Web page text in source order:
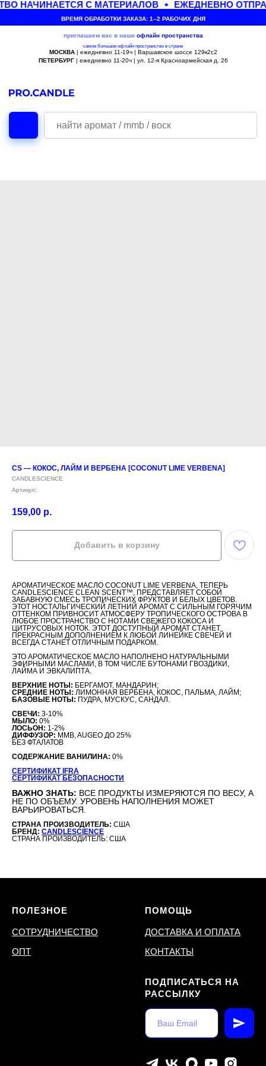
НАЧИНАЕТСЯ С МАТЕРИАЛОВ ЕЖЕДНЕВНО
ВРЕМЯ ОБРАБОТКИ ЗАКАЗА: 1–2 РАБОЧИХ ДНЯ
приглашаем вас в наши офлайн пространства
самое большое офлайн пространство в стране
МОСКВА| ежедневно 11-19ч | Варшавское шоссе 129к2с2
ПЕТЕРБУРГ| ежедневно 11-20ч | ул. 12-я Красноармейская д. 26
CS — КОКОС, ЛАЙМ И ВЕРБЕНА [COCONUT LIME VERBENA]
CANDLESCIENCE
Артикул:
159,00 р.
Добавить в корзину
АРОМАТИЧЕСКОЕ МАСЛО COCONUT LIME VERBENA, ТЕПЕРЬ
CANDLESCIENCE CLEAN SCENT™, ПРЕДСТАВЛЯЕТ СОБОЙ
ЗАБАВНУЮ СМЕСЬ ТРОПИЧЕСКИХ ФРУКТОВ И БЕЛЫХ ЦВЕТОВ.
ЭТОТ НОСТАЛЬГИЧЕСКИЙ ЛЕТНИЙ АРОМАТ С СИЛЬНЫМ ГОРЯЧИМ
ОТТЕНКОМ ПРИВНОСИТ АТМОСФЕРУ ТРОПИЧЕСКОГО ОСТРОВА В
ЛЮБОЕ ПРОСТРАНСТВО С НОТАМИ СВЕЖЕГО КОКОСА И
ЦИТРУСОВЫХ НОТОК. ЭТОТ ДОСТУПНЫЙ АРОМАТ СТАНЕТ
ПРЕКРАСНЫМ ДОПОЛНЕНИЕМ К ЛЮБОЙ ЛИНЕЙКЕ СВЕЧЕЙ И
ВСЕГДА СТАНЕТ ОТЛИЧНЫМ ПОДАРКОМ.
ЭТО АРОМАТИЧЕСКОЕ МАСЛО НАПОЛНЕНО НАТУРАЛЬНЫМИ
ЭФИРНЫМИ МАСЛАМИ, В ТОМ ЧИСЛЕ БУТОНАМИ ГВОЗДИКИ,
ЛАЙМА И ЭВКАЛИПТА.
ВЕРХНИЕ НОТЫ: БЕРГАМОТ, МАНДАРИН;
СРЕДНИЕ НОТЫ: ЛИМОННАЯ ВЕРБЕНА, КОКОС, ПАЛЬМА, ЛАЙМ;
БАЗОВЫЕ НОТЫ: ПУДРА, МУСКУС, САНДАЛ.
СВЕЧИ: 3-10%
МЫЛО: 0%
ЛОСЬОН: 1-2%
ДИФФУЗОР: MMB, AUGEO ДО 25%
БЕЗ ФТАЛАТОВ
СОДЕРЖАНИЕ ВАНИЛИНА: 0%
СЕРТИФИКАТ IFRA
СЕРТИФИКАТ БЕЗОПАСНОСТИ
ВАЖНО ЗНАТЬ: ВСЕ ПРОДУКТЫ ИЗМЕРЯЮТСЯ ПО ВЕСУ, А
НЕ ПО ОБЪЕМУ. УРОВЕНЬ НАПОЛНЕНИЯ МОЖЕТ
ВАРЬИРОВАТЬСЯ.
СТРАНА ПРОИЗВОДИТЕЛЬ: США
БРЕНД: CANDLESCIENCE
СТРАНА ПРОИЗВОДИТЕЛЬ: США
ПОЛЕЗНОЕ
СОТРУДНИЧЕСТВО
ОПТ
ПОМОЩЬ
ДОСТАВКА И ОПЛАТА
КОНТАКТЫ
ПОДПИСАТЬСЯ НА
РАССЫЛКУ